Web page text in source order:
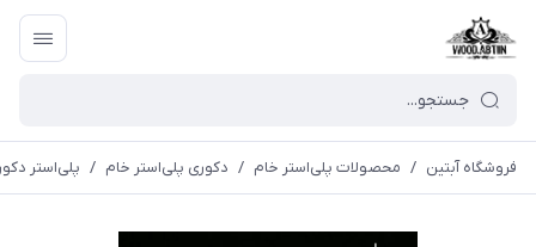
فروشگاه آبتین / محصولات پلی‌استر خام / دکوری پلی‌استر خام / پلی‌استر